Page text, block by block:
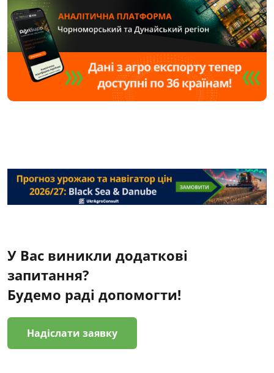
У Вас виникли додаткові
запитання?
Будемо раді допомогти!
Надіслати заявку